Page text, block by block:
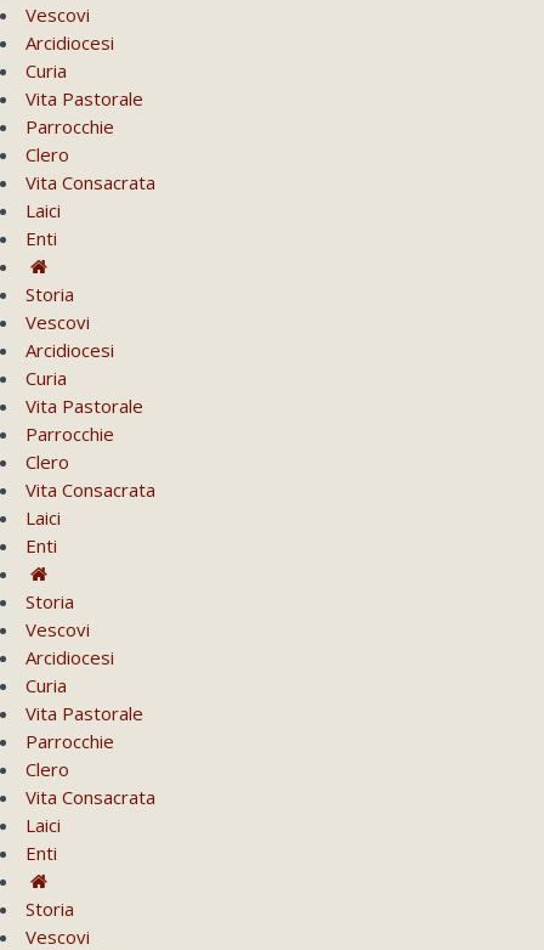
Vescovi
Arcidiocesi
Curia
Vita Pastorale
Parrocchie
Clero
Vita Consacrata
Laici
Enti
Storia
Vescovi
Arcidiocesi
Curia
Vita Pastorale
Parrocchie
Clero
Vita Consacrata
Laici
Enti
Storia
Vescovi
Arcidiocesi
Curia
Vita Pastorale
Parrocchie
Clero
Vita Consacrata
Laici
Enti
Storia
Vescovi